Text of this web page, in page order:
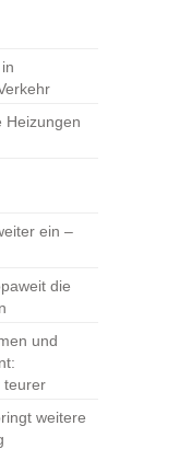
Heizungen
ein –
die
und
teurer
weitere